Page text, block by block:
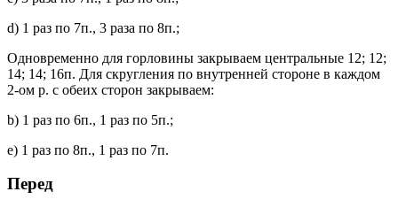
d) 1 раз по 7п., 3 раза по 8п.;
Одновременно для горловины закрываем центральные 12; 12;
14; 14; 16п. Для скругления по внутренней стороне в каждом
2-ом р. с обеих сторон закрываем:
b) 1 раз по 6п., 1 раз по 5п.;
е) 1 раз по 8п., 1 раз по 7п.
Перед